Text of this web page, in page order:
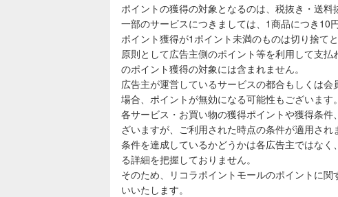
ポイントの獲得の対象となるのは、税抜き・送料
一部のサービスにつきましては、1商品につき10
ポイント獲得が1ポイント未満のものは切り捨て
原則として広告主側のポイント等を利用して支
のポイント獲得の対象には含まれません。
広告主が運営しているサービスの都合もしくは
場合、ポイントが無効になる可能性もございます。
各サービス・お買い物の獲得ポイントや獲得条
ざいますが、ご利用された時点の条件が適用され
条件を達成しているかどうかは各広告主ではな
る詳細を把握しておりません。
そのため、リコラポイントモールのポイントに
いいたします。